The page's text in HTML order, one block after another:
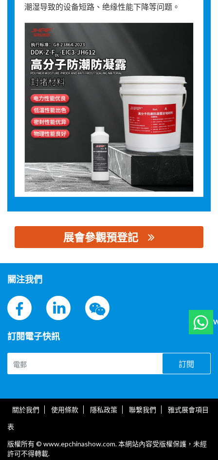
潮湿导致的设备短路、绝缘性能下降等问题。
展會參觀預登記
關注我們
訂閱電子快訊
訂閱
關於我們 使用條款 隱私政策 聯繫我們 雅式展會項目
表
版權所有 © www.epchinashow.com. 本網站內容受版權保護，未經
許可不得轉載.